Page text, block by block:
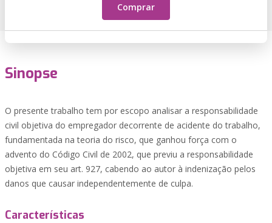
Comprar
Sinopse
O presente trabalho tem por escopo analisar a responsabilidade
civil objetiva do empregador decorrente de acidente do trabalho,
fundamentada na teoria do risco, que ganhou força com o
advento do Código Civil de 2002, que previu a responsabilidade
objetiva em seu art. 927, cabendo ao autor à indenização pelos
danos que causar independentemente de culpa.
Características